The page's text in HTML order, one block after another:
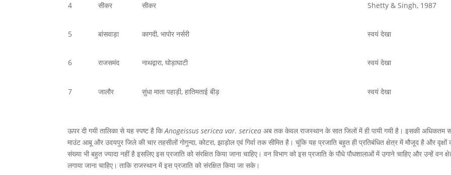
4 सीकर सीकर Shetty & Singh, 1987
5 बांसवाड़ा कागदी, भापोर नर्सरी स्वयं देखा
6 राजसमंद नाथद्वारा, घोड़ाघाटी स्वयं देखा
7 जालौर सुंधा माता पहाड़ी, हातिमताई बीड़ स्वयं देखा
ऊपर दी गयी तालिका से यह स्पष्ट है किAnogeissus sericea var. sericea अब तक केवल राजस्थान के सात जिलों में ही पायी गयी है। इसकी अधिकतम
माउंट आबू और उदयपुर जिले की चार तहसीलों गोगुन्दा, कोटरा, झाड़ोल एवं गिर्वा तक सीमित है। चूंकि यह प्रजाति बहुत ही प्रतिबंधित क्षेत्र में मौजूद है और वृक्षों
संख्या भी बहुत ज्यादा नहीं है इसलिए इस प्रजाति को संरक्षित किया जाना चाहिए। वन विभाग को इस प्रजाति के पौधे पौधशालाओं में उगाने चाहिए और उन्हें वन
लगाया जाना चाहिए। ताकि राजस्थान में इस प्रजाति को संरक्षित किया जा सके।